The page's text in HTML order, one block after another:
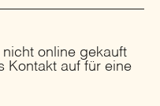
nicht online gekauft
Kontakt auf für eine